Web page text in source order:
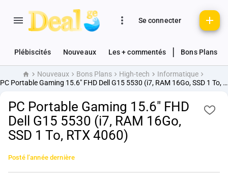
Se connecter
Plébiscités Nouveaux Les + commentés Bons Plans
AccueilNouveaux Bons Plans High-tech
Informatique
PC Portable Gaming 15.6" FHD Dell G15 5530 (i7, RAM 16Go, SSD 1 To, RTX 4060)
PC Portable Gaming 15.6" FHD
Dell G15 5530 (i7, RAM 16Go,
SSD 1 To, RTX 4060)
Posté l’année dernière